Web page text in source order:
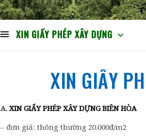
XIN GIẤY PHÉP XÂY DỰNG
XIN GIẤY
A. XIN GIẤY PHÉP XÂY DỰNG BIÊN HÒA
– đơn giá: thông thường 20.000đ/m2